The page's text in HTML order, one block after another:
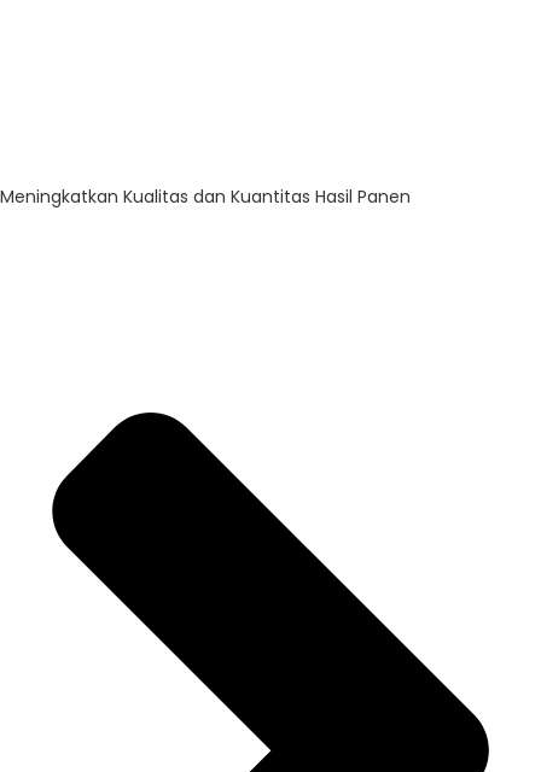
Meningkatkan Kualitas dan Kuantitas Hasil Panen